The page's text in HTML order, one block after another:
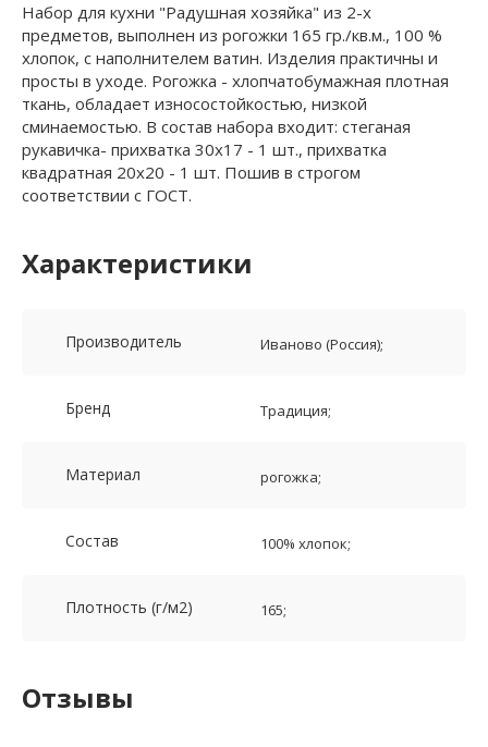
Набор для кухни "Радушная хозяйка" из 2-х
предметов, выполнен из рогожки 165 гр./кв.м., 100 %
хлопок, с наполнителем ватин. Изделия практичны и
просты в уходе. Рогожка - хлопчатобумажная плотная
ткань, обладает износостойкостью, низкой
сминаемостью. В состав набора входит: стеганая
рукавичка- прихватка 30х17 - 1 шт., прихватка
квадратная 20х20 - 1 шт. Пошив в строгом
соответствии с ГОСТ.
Характеристики
Производитель Иваново (Россия);
Бренд Традиция;
Материал рогожка;
Состав 100% хлопок;
Плотность (г/м2) 165;
Отзывы